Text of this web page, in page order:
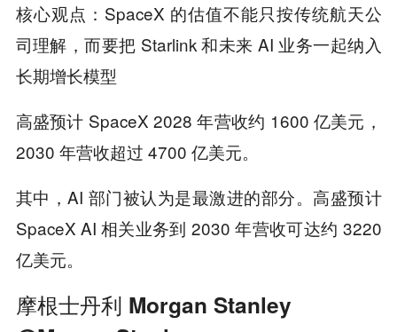
核心观点：SpaceX 的估值不能只按传统航天公
司理解，而要把 Starlink 和未来 AI 业务一起纳入
长期增长模型
高盛预计 SpaceX 2028 年营收约 1600 亿美元，
2030 年营收超过 4700 亿美元。
其中，AI 部门被认为是最激进的部分。高盛预计
SpaceX AI 相关业务到 2030 年营收可达约 3220
亿美元。
摩根士丹利 Morgan Stanley